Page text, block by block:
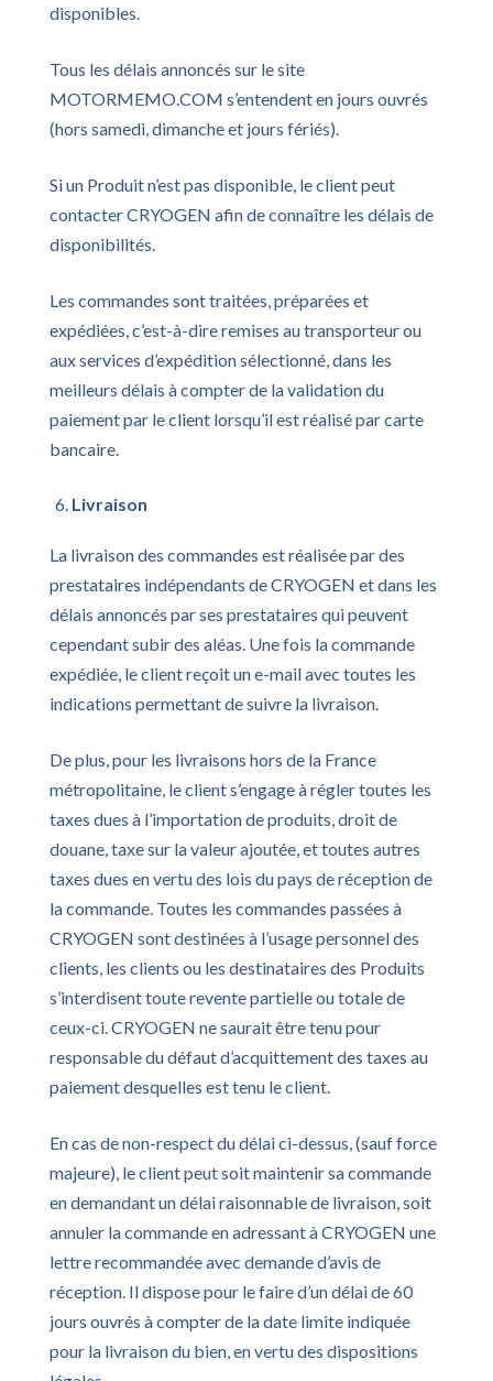
disponibles.
Tous les délais annoncés sur le site
MOTORMEMO.COM s’entendent en jours ouvrés
(hors samedi, dimanche et jours fériés).
Si un Produit n’est pas disponible, le client peut
contacter CRYOGEN afin de connaître les délais de
disponibilités.
Les commandes sont traitées, préparées et
expédiées, c’est-à-dire remises au transporteur ou
aux services d’expédition sélectionné, dans les
meilleurs délais à compter de la validation du
paiement par le client lorsqu’il est réalisé par carte
bancaire.
Livraison
La livraison des commandes est réalisée par des
prestataires indépendants de CRYOGEN et dans les
délais annoncés par ses prestataires qui peuvent
cependant subir des aléas. Une fois la commande
expédiée, le client reçoit un e-mail avec toutes les
indications permettant de suivre la livraison.
De plus, pour les livraisons hors de la France
métropolitaine, le client s’engage à régler toutes les
taxes dues à l’importation de produits, droit de
douane, taxe sur la valeur ajoutée, et toutes autres
taxes dues en vertu des lois du pays de réception de
la commande. Toutes les commandes passées à
CRYOGEN sont destinées à l’usage personnel des
clients, les clients ou les destinataires des Produits
s’interdisent toute revente partielle ou totale de
ceux-ci. CRYOGEN ne saurait être tenu pour
responsable du défaut d’acquittement des taxes au
paiement desquelles est tenu le client.
En cas de non-respect du délai ci-dessus, (sauf force
majeure), le client peut soit maintenir sa commande
en demandant un délai raisonnable de livraison, soit
annuler la commande en adressant à CRYOGEN une
lettre recommandée avec demande d’avis de
réception. Il dispose pour le faire d’un délai de 60
jours ouvrés à compter de la date limite indiquée
pour la livraison du bien, en vertu des dispositions